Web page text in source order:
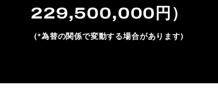
229,500,000円）
(*為替の関係で変動する場合があります)